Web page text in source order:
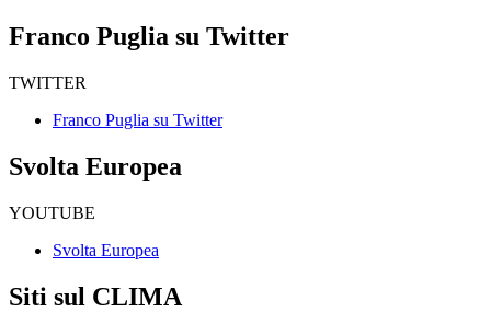
Franco Puglia su Twitter
TWITTER
Franco Puglia su Twitter
Svolta Europea
YOUTUBE
Svolta Europea
Siti sul CLIMA